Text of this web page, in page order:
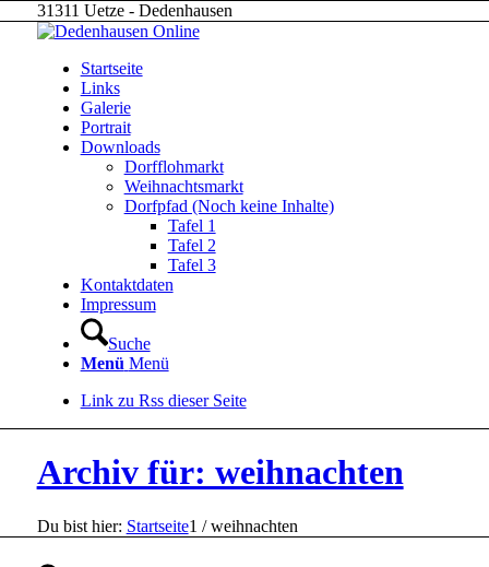
31311 Uetze - Dedenhausen
Startseite
Links
Galerie
Portrait
Downloads
Dorfflohmarkt
Weihnachtsmarkt
Dorfpfad (Noch keine Inhalte)
Tafel 1
Tafel 2
Tafel 3
Kontaktdaten
Impressum
Suche
Menü Menü
Link zu Rss dieser Seite
Archiv für: weihnachten
Du bist hier: Startseite1 / weihnachten